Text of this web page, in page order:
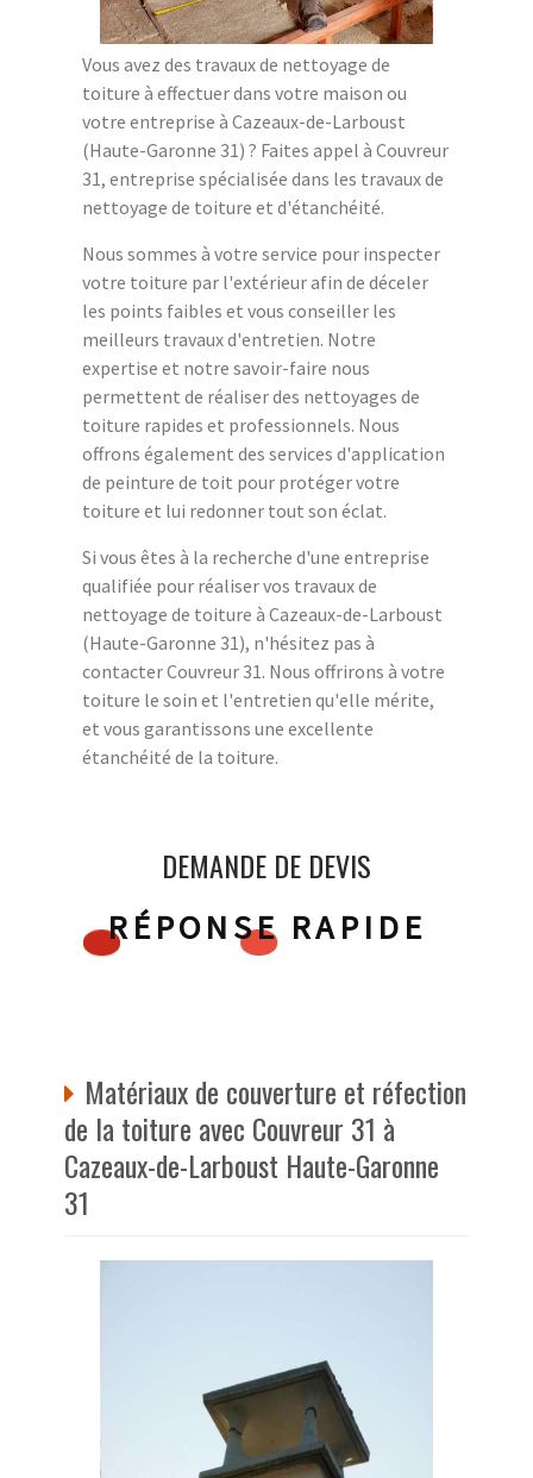
Vous avez des travaux de nettoyage de
toiture à effectuer dans votre maison ou
votre entreprise à Cazeaux-de-Larboust
(Haute-Garonne 31) ? Faites appel à Couvreur
31, entreprise spécialisée dans les travaux de
nettoyage de toiture et d'étanchéité.
Nous sommes à votre service pour inspecter
votre toiture par l'extérieur afin de déceler
les points faibles et vous conseiller les
meilleurs travaux d'entretien. Notre
expertise et notre savoir-faire nous
permettent de réaliser des nettoyages de
toiture rapides et professionnels. Nous
offrons également des services d'application
de peinture de toit pour protéger votre
toiture et lui redonner tout son éclat.
Si vous êtes à la recherche d'une entreprise
qualifiée pour réaliser vos travaux de
nettoyage de toiture à Cazeaux-de-Larboust
(Haute-Garonne 31), n'hésitez pas à
contacter Couvreur 31. Nous offrirons à votre
toiture le soin et l'entretien qu'elle mérite,
et vous garantissons une excellente
étanchéité de la toiture.
DEMANDE DE DEVIS
RÉPONSE RAPIDE
Matériaux de couverture et réfection
de la toiture avec Couvreur 31 à
Cazeaux-de-Larboust Haute-Garonne
31